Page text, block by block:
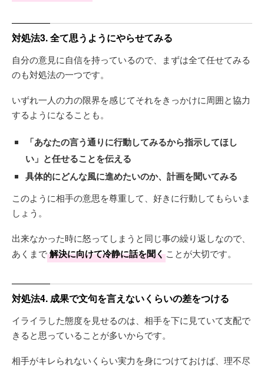
対処法3. 全て思うようにやらせてみる
自分の意見に自信を持っているので、まずは全て任せてみる
のも対処法の一つです。
いずれ一人の力の限界を感じてそれをきっかけに周囲と協力
するようになることも。
「あなたの言う通りに行動してみるから指示してほし
い」と任せることを伝える
具体的にどんな風に進めたいのか、計画を聞いてみる
このように相手の意思を尊重して、好きに行動してもらいま
しょう。
出来なかった時に怒ってしまうと同じ事の繰り返しなので、
あくまで解決に向けて冷静に話を聞くことが大切です。
対処法4. 成果で文句を言えないくらいの差をつける
イライラした態度を見せるのは、相手を下に見ていて支配で
きると思っていることが多いからです。
相手がキレられないくらい実力を身につけておけば、理不尽